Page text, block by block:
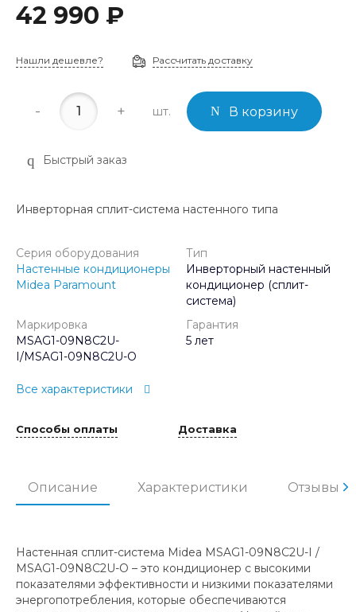
42 990 ₽
Нашли дешевле? Рассчитать доставку
- + шт. В корзину
Быстрый заказ
Инверторная сплит-система настенного типа
Серия оборудования
Настенные кондиционеры
Midea Paramount
Тип
Инверторный настенный
кондиционер (сплит-
система)
Маркировка
MSAG1-09N8C2U-
I/MSAG1-09N8C2U-O
Гарантия
5 лет
Все характеристики
Способы оплаты Доставка
Описание Характеристики Отзывы
Настенная сплит-система Midea MSAG1-09N8C2U-I /
MSAG1-09N8C2U-O – это кондиционер с высокими
показателями эффективности и низкими показателями
энергопотребления, которые обеспечиваются